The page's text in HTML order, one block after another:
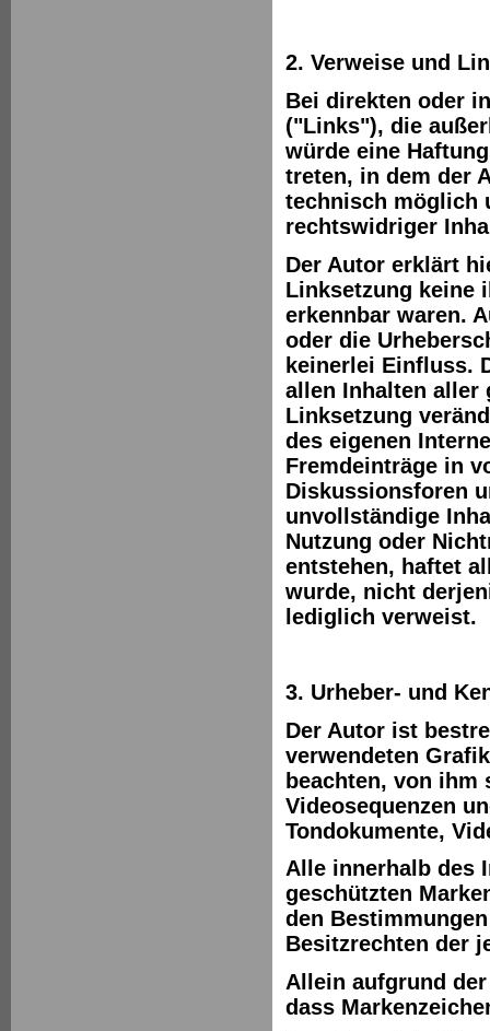
2. Verweise und
Bei direkten oder
("Links"), die
würde eine
treten, in dem der
technisch möglich
rechtswidriger
Der Autor erklärt
Linksetzung keine
erkennbar waren.
oder die
keinerlei Einfluss.
allen Inhalten aller
Linksetzung
des eigenen
Fremdeinträge in
Diskussionsforen
unvollständige
Nutzung oder
entstehen, haftet
wurde, nicht
lediglich verweist.
3. Urheber- und
Der Autor ist
verwendeten
beachten, von ihm
Videosequenzen
Tondokumente,
Alle innerhalb des
geschützten
den
Besitzrechten der
Allein aufgrund
dass